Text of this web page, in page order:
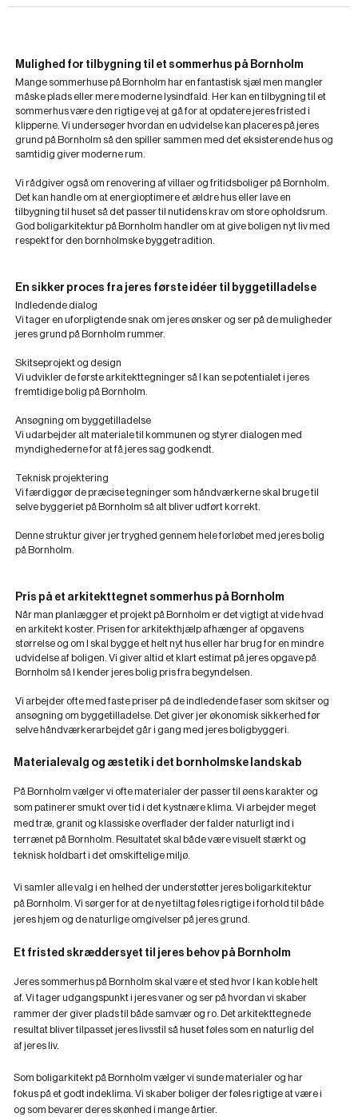
Mulighed for tilbygning til et sommerhus på Bornholm
Mange sommerhuse på Bornholm har en fantastisk sjæl men mangler
måske plads eller mere moderne lysindfald. Her kan en tilbygning til et
sommerhus være den rigtige vej at gå for at opdatere jeres fristed i
klipperne. Vi undersøger hvordan en udvidelse kan placeres på jeres
grund på Bornholm så den spiller sammen med det eksisterende hus og
samtidig giver moderne rum.
Vi rådgiver også om renovering af villaer og fritidsboliger på Bornholm.
Det kan handle om at energioptimere et ældre hus eller lave en
tilbygning til huset så det passer til nutidens krav om store opholdsrum.
God boligarkitektur på Bornholm handler om at give boligen nyt liv med
respekt for den bornholmske byggetradition.
En sikker proces fra jeres første idéer til byggetilladelse
Indledende dialog
Vi tager en uforpligtende snak om jeres ønsker og ser på de muligheder
jeres grund på Bornholm rummer.
Skitseprojekt og design
Vi udvikler de første arkitekttegninger så I kan se potentialet i jeres
fremtidige bolig på Bornholm.
Ansøgning om byggetilladelse
Vi udarbejder alt materiale til kommunen og styrer dialogen med
myndighederne for at få jeres sag godkendt.
Teknisk projektering
Vi færdiggør de præcise tegninger som håndværkerne skal bruge til
selve byggeriet på Bornholm så alt bliver udført korrekt.
Denne struktur giver jer tryghed gennem hele forløbet med jeres bolig
på Bornholm.
Pris på et arkitekttegnet sommerhus på Bornholm
Når man planlægger et projekt på Bornholm er det vigtigt at vide hvad
en arkitekt koster. Prisen for arkitekthjælp afhænger af opgavens
størrelse og om I skal bygge et helt nyt hus eller har brug for en mindre
udvidelse af boligen. Vi giver altid et klart estimat på jeres opgave på
Bornholm så I kender jeres bolig pris fra begyndelsen.
Vi arbejder ofte med faste priser på de indledende faser som skitser og
ansøgning om byggetilladelse. Det giver jer økonomisk sikkerhed før
selve håndværkerarbejdet går i gang med jeres boligbyggeri.
Materialevalg og æstetik i det bornholmske landskab
På Bornholm vælger vi ofte materialer der passer til øens karakter og
som patinerer smukt over tid i det kystnære klima. Vi arbejder meget
med træ, granit og klassiske overflader der falder naturligt ind i
terrænet på Bornholm. Resultatet skal både være visuelt stærkt og
teknisk holdbart i det omskiftelige miljø.
Vi samler alle valg i en helhed der understøtter jeres boligarkitektur
på Bornholm. Vi sørger for at de nye tiltag føles rigtige i forhold til både
jeres hjem og de naturlige omgivelser på jeres grund.
Et fristed skræddersyet til jeres behov på Bornholm
Jeres sommerhus på Bornholm skal være et sted hvor I kan koble helt
af. Vi tager udgangspunkt i jeres vaner og ser på hvordan vi skaber
rammer der giver plads til både samvær og ro. Det arkitekttegnede
resultat bliver tilpasset jeres livsstil så huset føles som en naturlig del
af jeres liv.
Som boligarkitekt på Bornholm vælger vi sunde materialer og har
fokus på et godt indeklima. Vi skaber boliger der føles rigtige at være i
og som bevarer deres skønhed i mange årtier.